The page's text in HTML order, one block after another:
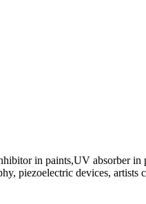
in paints,UV absorber
piezoelectric devices, artists